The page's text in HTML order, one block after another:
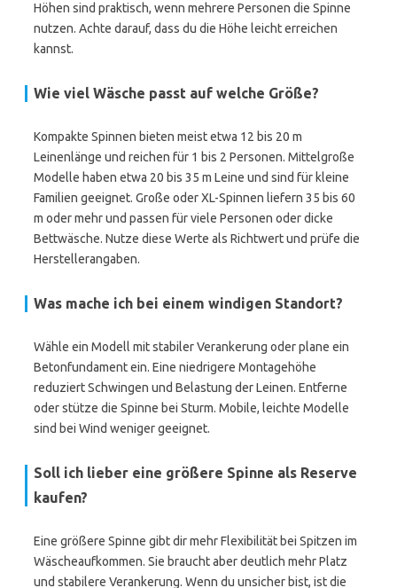
Höhen sind praktisch, wenn mehrere Personen die Spinne
nutzen. Achte darauf, dass du die Höhe leicht erreichen
kannst.
Wie viel Wäsche passt auf welche Größe?
Kompakte Spinnen bieten meist etwa 12 bis 20 m
Leinenlänge und reichen für 1 bis 2 Personen. Mittelgroße
Modelle haben etwa 20 bis 35 m Leine und sind für kleine
Familien geeignet. Große oder XL-Spinnen liefern 35 bis 60
m oder mehr und passen für viele Personen oder dicke
Bettwäsche. Nutze diese Werte als Richtwert und prüfe die
Herstellerangaben.
Was mache ich bei einem windigen Standort?
Wähle ein Modell mit stabiler Verankerung oder plane ein
Betonfundament ein. Eine niedrigere Montagehöhe
reduziert Schwingen und Belastung der Leinen. Entferne
oder stütze die Spinne bei Sturm. Mobile, leichte Modelle
sind bei Wind weniger geeignet.
Soll ich lieber eine größere Spinne als Reserve
kaufen?
Eine größere Spinne gibt dir mehr Flexibilität bei Spitzen im
Wäscheaufkommen. Sie braucht aber deutlich mehr Platz
und stabilere Verankerung. Wenn du unsicher bist, ist die